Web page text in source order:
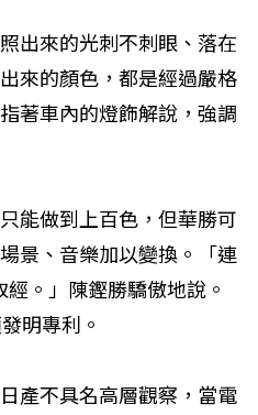
出來的光刺不刺眼、落在
來的顏色，都是經過嚴格
著車內的燈飾解說，強調
能做到上百色，但華勝可
景、音樂加以變換。「連
。」陳鏗勝驕傲地說。
明專利。
產不具名高層觀察，當電